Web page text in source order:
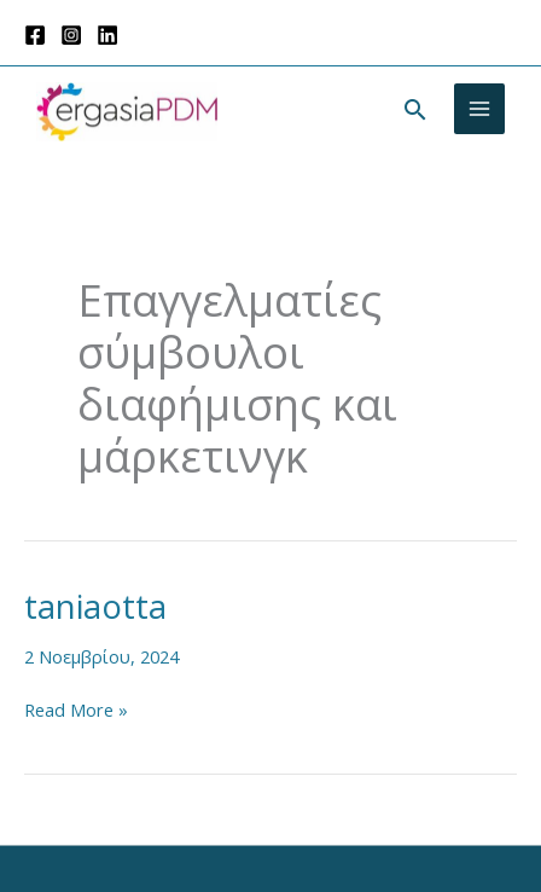
στο
περιεχόμενο
Επαγγελματίες
σύμβουλοι
διαφήμισης και
μάρκετινγκ
taniaotta
2 Νοεμβρίου, 2024
taniaotta
Read More »